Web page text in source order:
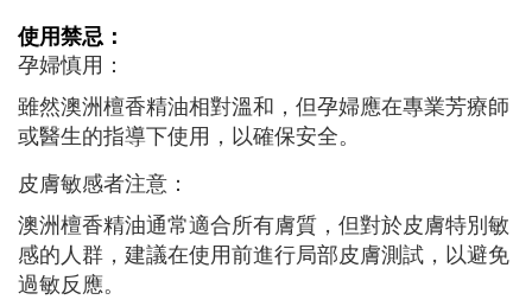
使用禁忌：
孕婦慎用：
雖然澳洲檀香精油相對溫和，但孕婦應在專業芳療師
或醫生的指導下使用，以確保安全。
皮膚敏感者注意：
澳洲檀香精油通常適合所有膚質，但對於皮膚特別敏
感的人群，建議在使用前進行局部皮膚測試，以避免
過敏反應。